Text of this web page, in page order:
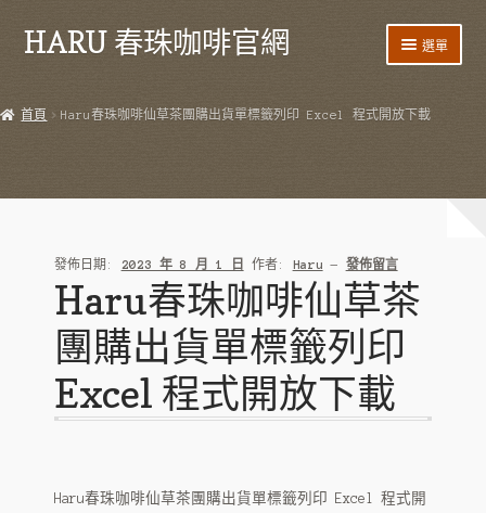
跳
至
覽
跳
至
要
HARU 春珠咖啡官網 選單
阿里山藝伎
阿里山紫葉
阿里山 SL34
古坑藝伎
首頁 Haru春珠咖啡仙草茶團購出貨單標籤列印 Excel 程式開放下載
發佈日期: 2023 年 8 月 1 日 作者: Haru — 發佈留言
Haru春珠咖啡仙草茶
團購出貨單標籤列印
Excel 程式開放下載
Haru春珠咖啡仙草茶團購出貨單標籤列印 Excel 程式開